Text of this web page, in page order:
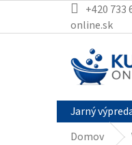
obsah
+420 733
online.sk
Jarný
Domov